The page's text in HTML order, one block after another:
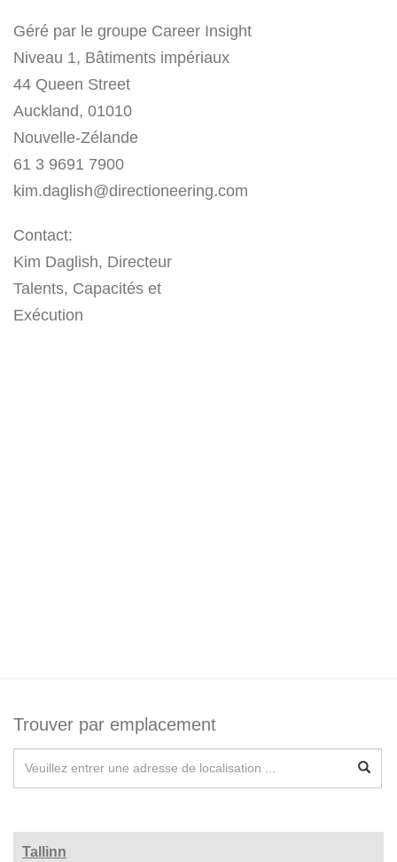
Géré par le groupe Career Insight
Niveau 1, Bâtiments impériaux
44 Queen Street
Auckland, 01010
Nouvelle-Zélande
61 3 9691 7900
kim.daglish@directioneering.com
Contact:
Kim Daglish, Directeur
Talents, Capacités et
Exécution
Trouver par emplacement
Tallinn